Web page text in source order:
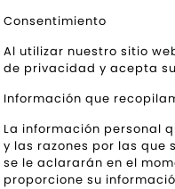
Consentimiento
Al utilizar nuestro sitio
de privacidad y acepta
Información que
La información personal
y las razones por las que
se le aclararán en el
proporcione su